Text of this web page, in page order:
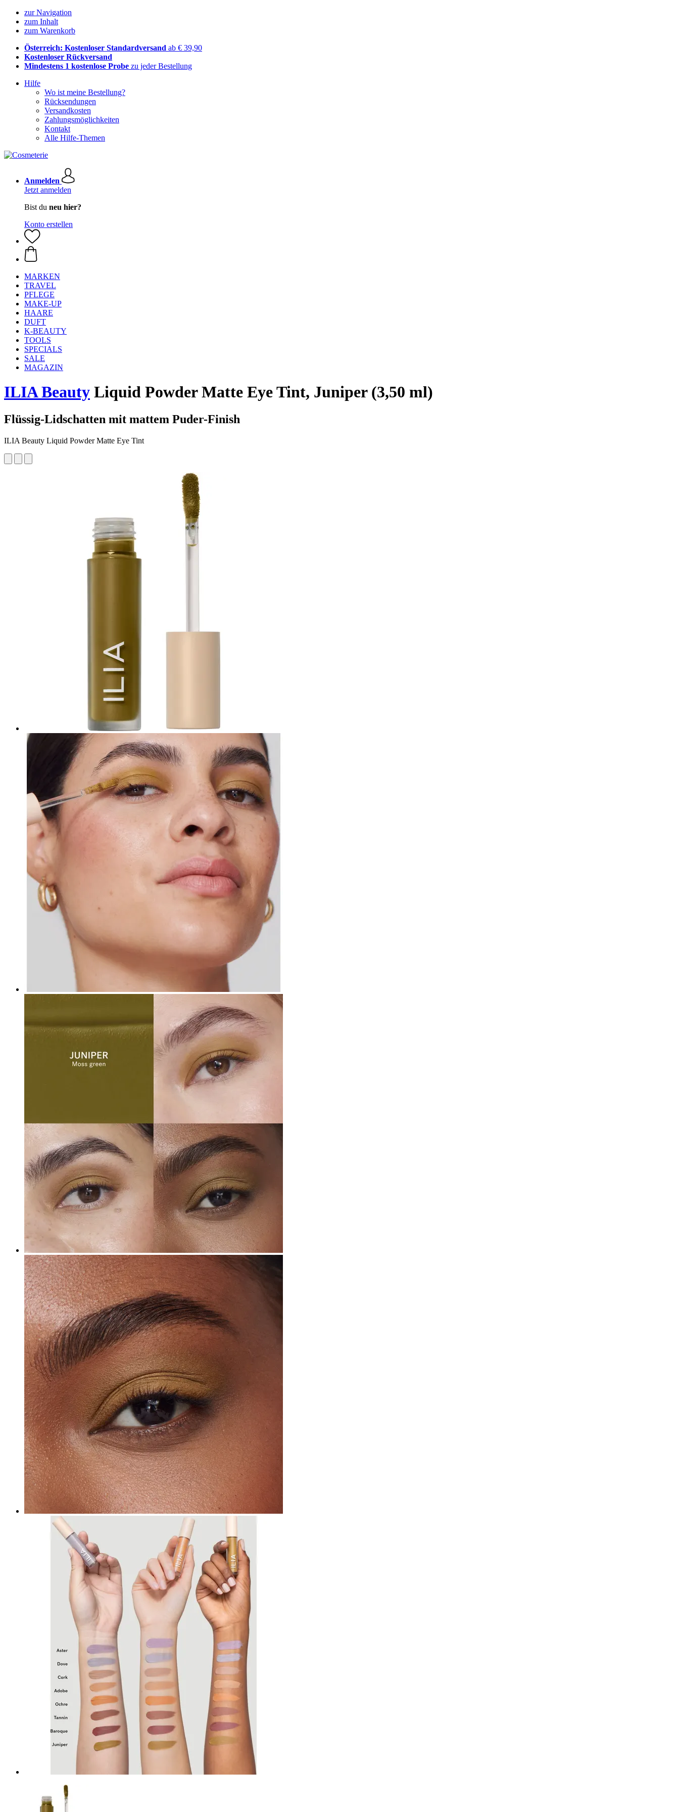
zur Navigation
zum Inhalt
zum Warenkorb
Österreich: Kostenloser Standardversand ab € 39,90
Kostenloser Rückversand
Mindestens 1 kostenlose Probe zu jeder Bestellung
Hilfe
Wo ist meine Bestellung?
Rücksendungen
Versandkosten
Zahlungsmöglichkeiten
Kontakt
Alle Hilfe-Themen
Anmelden
Jetzt anmelden
Bist du neu hier?
Konto erstellen
MARKEN
TRAVEL
PFLEGE
MAKE-UP
HAARE
DUFT
K-BEAUTY
TOOLS
SPECIALS
SALE
MAGAZIN
ILIA Beauty Liquid Powder Matte Eye Tint, Juniper (3,50 ml)
Flüssig-Lidschatten mit mattem Puder-Finish
ILIA Beauty Liquid Powder Matte Eye Tint